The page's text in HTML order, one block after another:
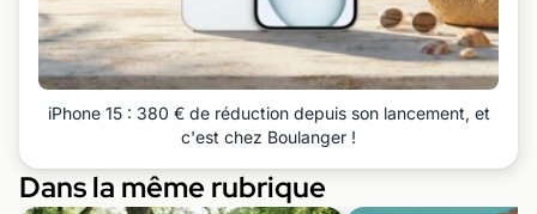
iPhone 15 : 380 € de réduction depuis son lancement, et
c'est chez Boulanger !
Dans la même rubrique